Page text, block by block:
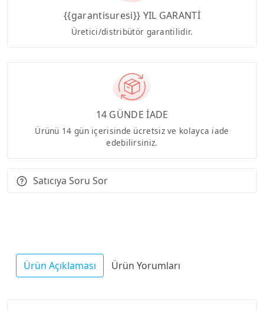
{{garantisuresi}} YIL GARANTİ
Üretici/distribütör garantilidir.
14 GÜNDE İADE
Ürünü 14 gün içerisinde ücretsiz ve kolayca iade
edebilirsiniz.
Satıcıya Soru Sor
Ürün Açıklaması Ürün Yorumları